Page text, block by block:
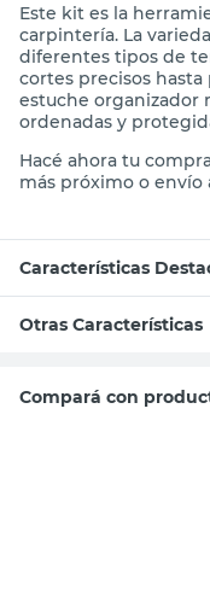
Este kit es la
carpintería. La
diferentes tipos de
cortes precisos
estuche organizador
ordenadas y
Hacé ahora tu
más próximo o envío
Características
Otras Características
Compará con